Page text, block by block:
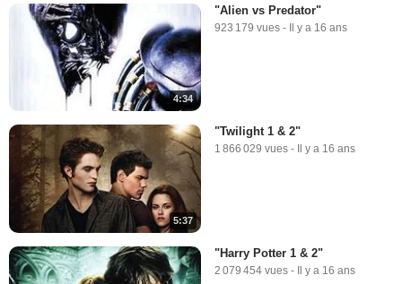
4:34
"Alien vs Predator"
923 179 vues - Il y a 16 ans
5:37
"Twilight 1 & 2"
1 866 029 vues - Il y a 16 ans
"Harry Potter 1 & 2"
2 079 454 vues - Il y a 16 ans